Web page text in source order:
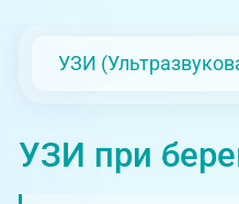
Отзывы
Медицина на
Телемедицина
УЗИ
УЗИ при